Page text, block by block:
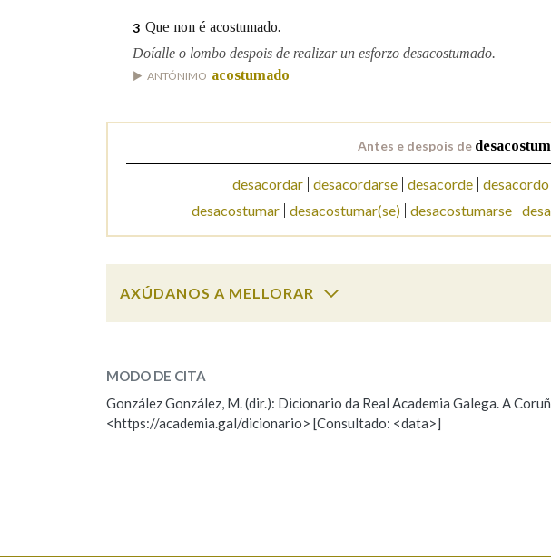
Marcas gramaticais
3 Que non é acostumado.
Doíalle o lombo despois de realizar un esforzo desacostumado.
ANTÓNIMO acostumado
Antes e despois de
desacordar desacordarse desacorde desacordo
desacostumar
desacostumar(se) desacostumarse
AXÚDANOS A MELLORAR
ESCOLLE UNHA OPCIÓN:
Observación Hai un erro na palabra Propoño mellorar a
MODO DE CITA
González González, M. (dir.): Dicionario da Real Academia Galega. A
<https://academia.gal/dicionario> [Consultado: <data>]